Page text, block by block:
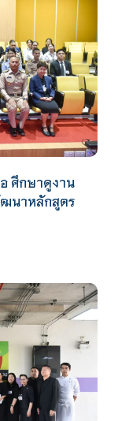
ศึกษาดูงาน
ฒนาหลักสูตร